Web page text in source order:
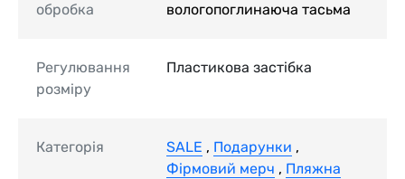
обробка
вологопоглинаюча тасьма
Регулювання
розміру
Пластикова застібка
Категорія SALE , Подарунки ,
Фірмовий мерч , Пляжна